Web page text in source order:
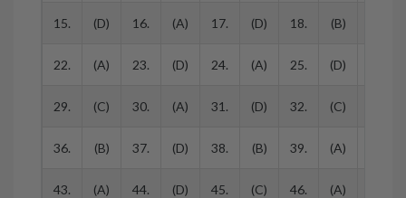
15. (D) 16. (A) 17. (D) 18. (B)
22. (A) 23. (D) 24. (A) 25. (D)
29. (C) 30. (A) 31. (D) 32. (C)
36. (B) 37. (D) 38. (B) 39. (A)
43. (A) 44. (D) 45. (C) 46. (A)